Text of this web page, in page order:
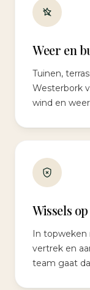
Weer en
Tuinen,
Westerbork
wind en
Wissels
In topweken
vertrek en
team gaat